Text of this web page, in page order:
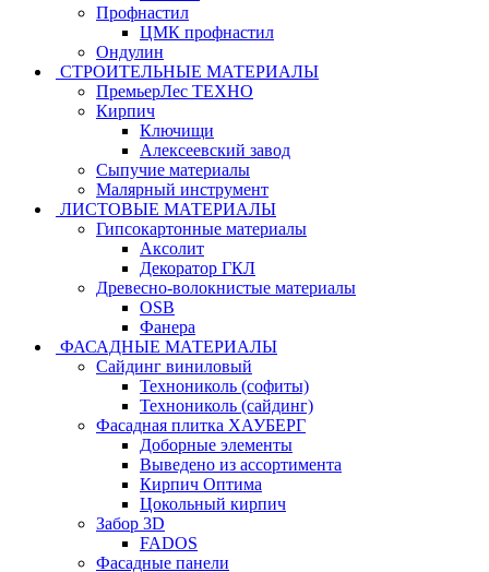
Профнастил
ЦМК профнастил
Ондулин
СТРОИТЕЛЬНЫЕ МАТЕРИАЛЫ
ПремьерЛес ТЕХНО
Кирпич
Ключищи
Алексеевский завод
Сыпучие материалы
Малярный инструмент
ЛИСТОВЫЕ МАТЕРИАЛЫ
Гипсокартонные материалы
Аксолит
Декоратор ГКЛ
Древесно-волокнистые материалы
OSB
Фанера
ФАСАДНЫЕ МАТЕРИАЛЫ
Сайдинг виниловый
Технониколь (софиты)
Технониколь (сайдинг)
Фасадная плитка ХАУБЕРГ
Доборные элементы
Выведено из ассортимента
Кирпич Оптима
Цокольный кирпич
Забор 3D
FADOS
Фасадные панели